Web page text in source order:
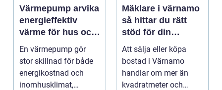
Värmepump arvika
energieffektiv
värme för hus och
företag
En värmepump gör
stor skillnad för både
energikostnad och
inomhusklimat,
Mäklare i värnamo
så hittar du rätt
stöd för din
bostadsaffär
Att sälja eller köpa
bostad i Värnamo
handlar om mer än
kvadratmeter och